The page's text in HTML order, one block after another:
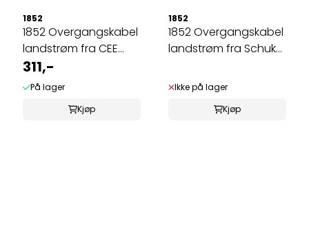
1852
1852 Overgangskabel
landstrøm fra CEE
han til ...
311,-
På lager
Kjøp
1852
1852 Overgangskabel
landstrøm fra Schuko
Ikke på lager
Kjøp